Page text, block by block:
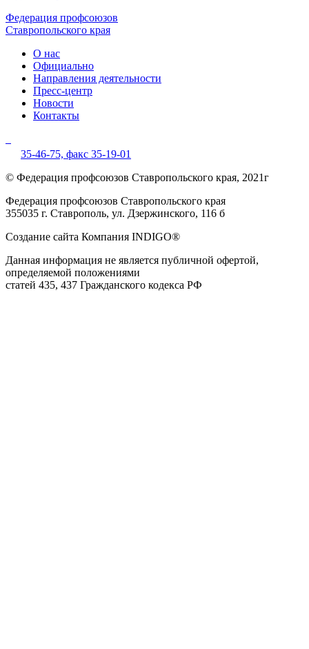
Федерация профсоюзов
Ставропольского края
О нас
Официально
Направления деятельности
Пресс-центр
Новости
Контакты
35-46-75, факс 35-19-01
© Федерация профсоюзов Ставропольского края, 2021г
Федерация профсоюзов Ставропольского края
355035 г. Ставрополь, ул. Дзержинского, 116 б
Создание сайта Компания INDIGO®
Данная информация не является публичной офертой,
определяемой положениями
статей 435, 437 Гражданского кодекса РФ